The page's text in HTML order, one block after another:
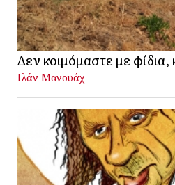
Δεν κοιμόμαστε με
Ιλάν Μανουάχ